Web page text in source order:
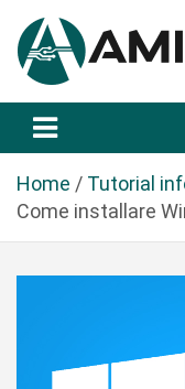
a
Home
Tutorial
Come installare